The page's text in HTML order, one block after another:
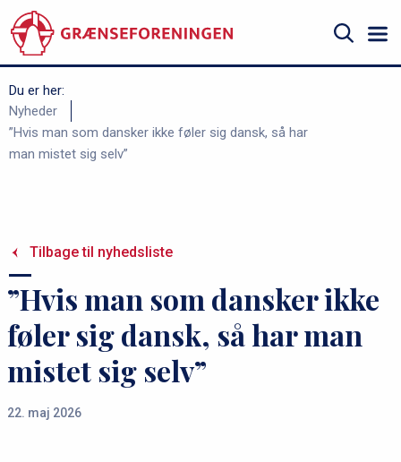
til
hovedindhold
Søg
Du er her:
Nyheder
”Hvis man som dansker ikke føler sig dansk, så har
man mistet sig selv”
Tilbage til nyhedsliste
”Hvis man som dansker ikke
føler sig dansk, så har man
mistet sig selv”
22. maj 2026